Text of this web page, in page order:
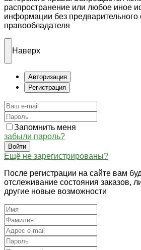
распространение или любое иное
информации без предварительного
правообладателя
Наверх
Авторизация
Регистрация
Запомнить меня
забыли пароль?
Войти
Ещё не зарегистрированы?
После регистрации на сайте вам
отслеживание состояния заказов,
другие новые возможности